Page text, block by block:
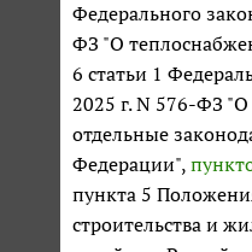
Федерального
ФЗ "О
6 статьи 1
2025 г. N 576-ФЗ
отдельные
Федерации",
пункта 5
строительства и